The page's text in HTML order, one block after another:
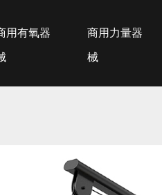
用有氧器 商用力量器
械